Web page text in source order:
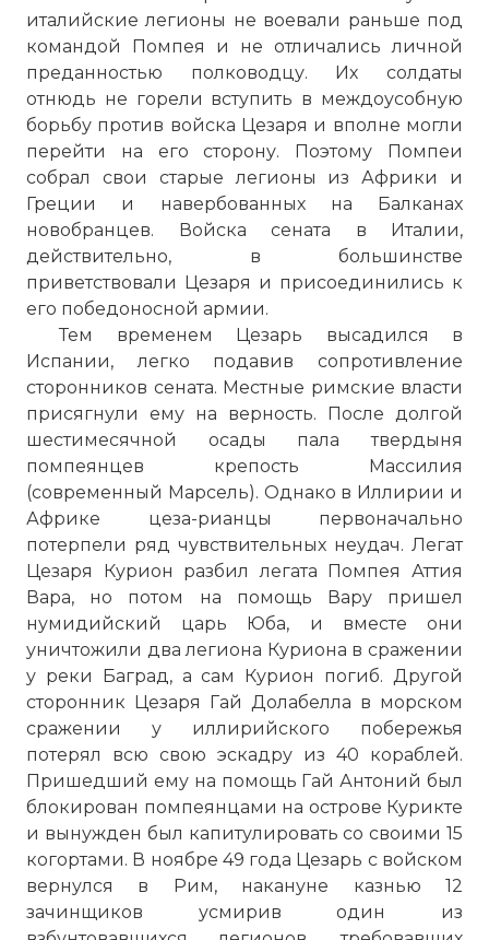
италийские легионы не воевали раньше под
командой Помпея и не отличались личной
преданностью полководцу. Их солдаты
отнюдь не горели вступить в междоусобную
борьбу против войска Цезаря и вполне могли
перейти на его сторону. Поэтому Помпеи
собрал свои старые легионы из Африки и
Греции и навербованных на Балканах
новобранцев. Войска сената в Италии,
действительно, в большинстве
приветствовали Цезаря и присоединились к
его победоносной армии.
Тем временем Цезарь высадился в
Испании, легко подавив сопротивление
сторонников сената. Местные римские власти
присягнули ему на верность. После долгой
шестимесячной осады пала твердыня
помпеянцев крепость Массилия
(современный Марсель). Однако в Иллирии и
Африке цеза-рианцы первоначально
потерпели ряд чувствительных неудач. Легат
Цезаря Курион разбил легата Помпея Аттия
Вара, но потом на помощь Вару пришел
нумидийский царь Юба, и вместе они
уничтожили два легиона Куриона в сражении
у реки Баград, а сам Курион погиб. Другой
сторонник Цезаря Гай Долабелла в морском
сражении у иллирийского побережья
потерял всю свою эскадру из 40 кораблей.
Пришедший ему на помощь Гай Антоний был
блокирован помпеянцами на острове Курикте
и вынужден был капитулировать со своими 15
когортами. В ноябре 49 года Цезарь с войском
вернулся в Рим, накануне казнью 12
зачинщиков усмирив один из
☓
Путь из Пицена на соединение с
наступавшим из Брундизия Суллой,
поход на север к Метеллу Пию
Фото статьи: